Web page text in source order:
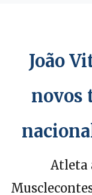
João
novos
Atleta